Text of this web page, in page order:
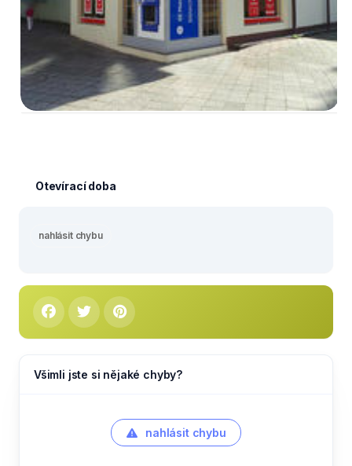
Otevírací doba
nahlásit chybu
Všimli jste si nějaké chyby?
nahlásit chybu